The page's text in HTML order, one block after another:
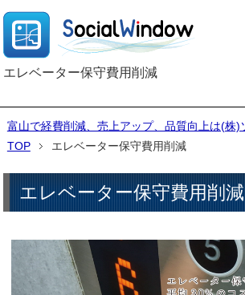
エレベーター保守費用削減
富山で経費削減、売上アップ、品質向上は(株)
TOP
エレベーター保守費用削減
エレベーター保守費用削減